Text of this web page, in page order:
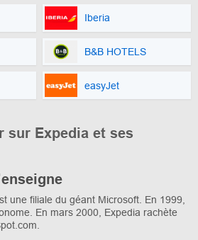
Iberia
B&B HOTELS
easyJet
sur Expedia et ses
une filiale du géant Microsoft. En 1999,
En mars 2000, Expedia rachète